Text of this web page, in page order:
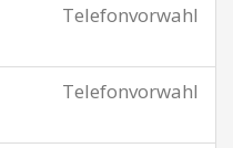
Telefonvorwahl
Telefonvorwahl